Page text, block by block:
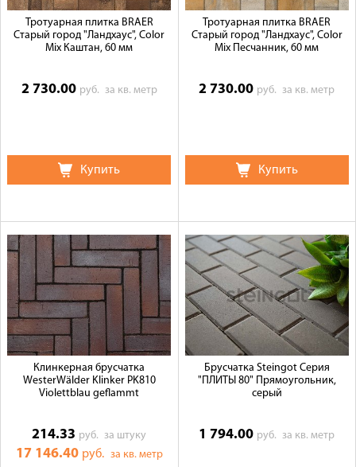
Тротуарная плитка BRAER
Старый город "Ландхаус", Color
Mix Каштан, 60 мм
2 730.00 руб. за кв. метр
Купить
Тротуарная плитка BRAER
Старый город "Ландхаус", Color
Mix Песчанник, 60 мм
2 730.00 руб.за кв. метр
Купить
Клинкерная брусчатка
WesterWälder Klinker PK810
Violettblau geflammt
214.33 руб.за штуку
17 146.40 руб. за кв. метр
Брусчатка Steingot Серия
"ПЛИТЫ 80" Прямоугольник,
серый
1 794.00 руб.за кв. метр